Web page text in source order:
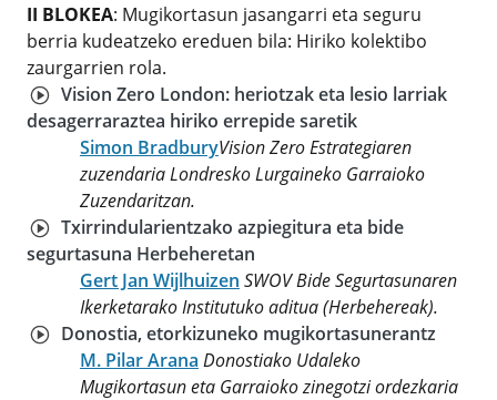
II BLOKEA: Mugikortasun jasangarri eta seguru
berria kudeatzeko ereduen bila: Hiriko kolektibo
zaurgarrien rola.
Vision Zero London: heriotzak eta lesio larriak
desagerraraztea hiriko errepide saretik
Simon BradburyVision Zero Estrategiaren
zuzendaria Londresko Lurgaineko Garraioko
Zuzendaritzan.
Txirrindularientzako azpiegitura eta bide
segurtasuna Herbeheretan
Gert Jan Wijlhuizen SWOV Bide Segurtasunaren
Ikerketarako Institutuko aditua (Herbehereak).
Donostia, etorkizuneko mugikortasunerantz
M. Pilar Arana Donostiako Udaleko
Mugikortasun eta Garraioko zinegotzi ordezkaria